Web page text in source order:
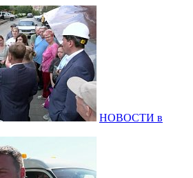
НОВОСТИ в